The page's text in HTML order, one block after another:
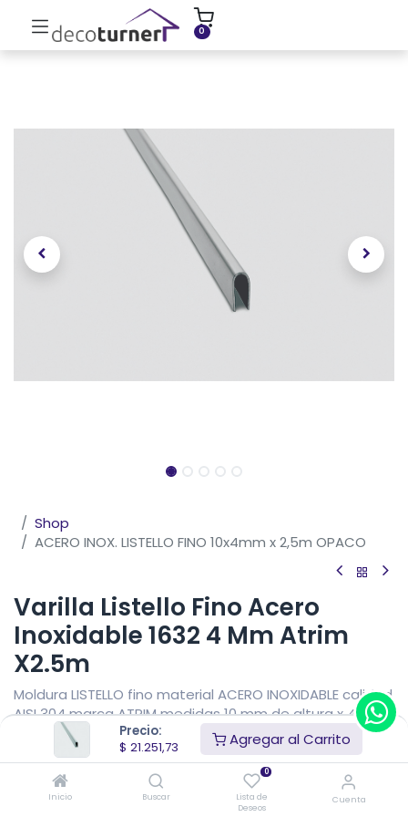
Precio:
$ 21.251,73 Agregar al Carrito
Inicio Buscar
0
Lista de
Deseos
Cuenta
0
Shop
ACERO INOX. LISTELLO FINO 10x4mm x 2,5m OPACO
Varilla Listello Fino Acero
Inoxidable 1632 4 Mm Atrim
X2.5m
Moldura LISTELLO fino material ACERO INOXIDABLE calidad
AISI 304 marca ATRIM medidas 10 mm de altura x 4 mm
de vista x 2,5 metros de largo.
$21.251,73 IVA Incluido
Precio sin impuestos nacionales 17.563,41